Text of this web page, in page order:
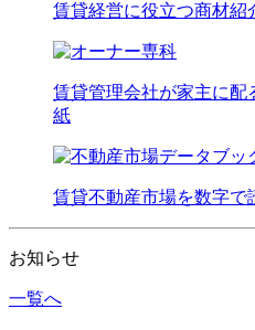
賃貸経営に役立つ商材紹
賃貸管理会社が家主に配
紙
賃貸不動産市場を数字で
お知らせ
一覧へ